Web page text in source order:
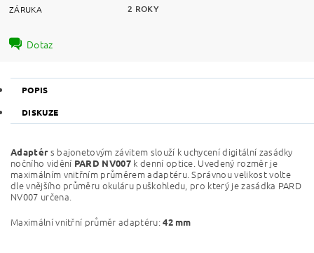
ZÁRUKA 2 ROKY
Dotaz
POPIS
DISKUZE
Adaptérs bajonetovým závitem slouží k uchycení digitální zasádky
nočního vidění PARD NV007 k denní optice. Uvedený rozměr je
maximálním vnitřním průměrem adaptéru. Správnou velikost volte
dle vnějšího průměru okuláru puškohledu, pro který je zasádka PARD
NV007 určena.
Maximální vnitřní průměr adaptéru:42 mm